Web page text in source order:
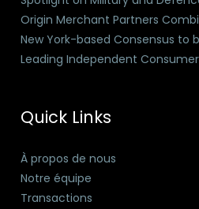
Origin Merchant Partners
New York-based Consensus to
Leading Independent
Quick Links
À propos de nous
Notre équipe
Transactions